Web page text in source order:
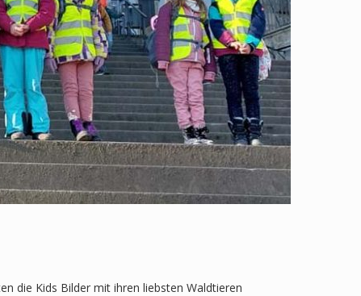
die Kids Bilder mit ihren liebsten Waldtieren